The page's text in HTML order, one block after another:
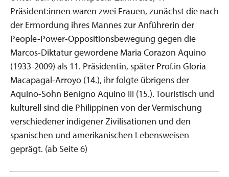
Präsident:innen waren zwei Frauen, zunächst die nach
der Ermordung ihres Mannes zur Anführerin der
People-­Power-Oppositionsbewegung gegen die
Marcos-Diktatur gewordene Maria Corazon Aquino
(1933-2009) als 11. Präsidentin, später Prof.in Gloria
Macapagal-Arroyo (14.), ihr folgte übrigens der
Aquino-Sohn Benigno Aquino III (15.). Touristisch und
kulturell sind die Philippinen von der Vermischung
verschiedener indigener Zivilisationen und den
spanischen und amerikanischen Lebensweisen
geprägt. (ab Seite 6)